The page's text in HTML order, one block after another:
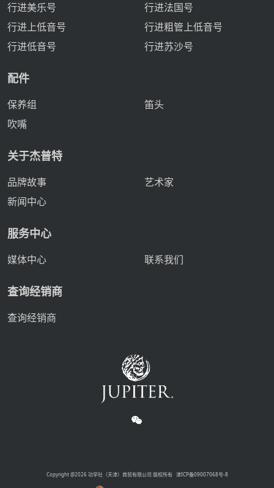
行进美乐号
行进法国号
行进上低音号
行进粗管上低音号
行进低音号
行进苏沙号
配件
保养组
笛头
吹嘴
关于杰普特
品牌故事
艺术家
新闻中心
服务中心
媒体中心 联系我们
查询经销商
查询经销商
Copyright @2026 功学社（天津）商贸有限公司 版权所有 津ICP备09007068号-8